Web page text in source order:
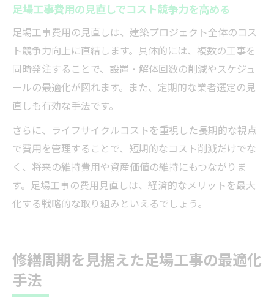
足場工事費用の見直しでコスト競争力を高める
足場工事費用の見直しは、建築プロジェクト全体のコス
ト競争力向上に直結します。具体的には、複数の工事を
同時発注することで、設置・解体回数の削減やスケジュ
ールの最適化が図れます。また、定期的な業者選定の見
直しも有効な手法です。
さらに、ライフサイクルコストを重視した長期的な視点
で費用を管理することで、短期的なコスト削減だけでな
く、将来の維持費用や資産価値の維持にもつながりま
す。足場工事の費用見直しは、経済的なメリットを最大
化する戦略的な取り組みといえるでしょう。
修繕周期を見据えた足場工事の最適化
手法